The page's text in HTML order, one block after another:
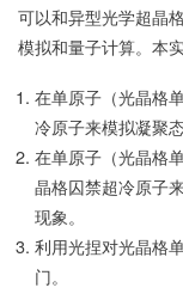
可以和异型光学超晶
模拟和量子计算。本
在单原子（光晶格
冷原子来模拟凝聚
在单原子（光晶格
晶格囚禁超冷原子
现象。
利用光捏对光晶格
门。